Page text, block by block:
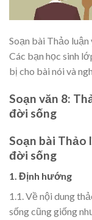
Soạn bài Thảo
Các bạn học sinh
bị cho bài nói và
Soạn văn 8:
đời sống
Soạn bài Thảo
đời sống
1. Định hướng
1.1. Về nội dung
sống cũng giống